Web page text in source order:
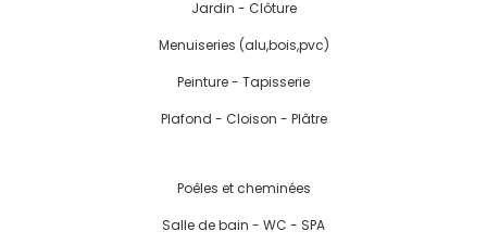
Jardin - Clôture
Menuiseries (alu,bois,pvc)
Peinture - Tapisserie
Plafond - Cloison - Plâtre
Poêles et cheminées
Salle de bain - WC - SPA